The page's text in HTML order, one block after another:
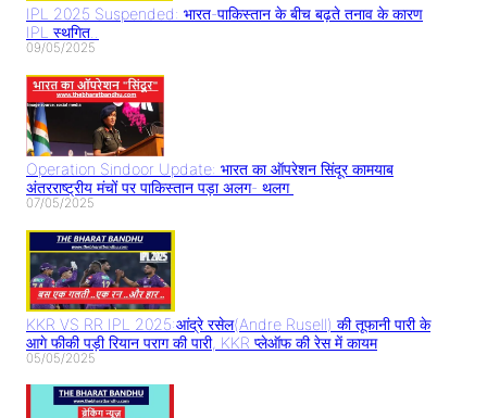
IPL 2025 Suspended: भारत-पाकिस्तान के बीच बढ़ते तनाव के कारण
IPL स्थगित..
09/05/2025
Operation Sindoor Update: भारत का ऑपरेशन सिंदूर कामयाब
अंतरराष्ट्रीय मंचों पर पाकिस्तान पड़ा अलग- थलग
07/05/2025
KKR VS RR IPL 2025:आंद्रे रसेल(Andre Rusell) की तूफानी पारी के
आगे फीकी पड़ी रियान पराग की पारी, KKR प्लेऑफ की रेस में कायम
05/05/2025